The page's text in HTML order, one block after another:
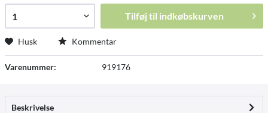
Tilføj til indkøbskurven
Husk Kommentar
Varenummer: 919176
Beskrivelse